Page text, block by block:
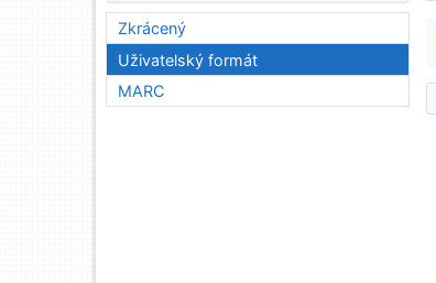
Zkrácený
Uživatelský formát
MARC